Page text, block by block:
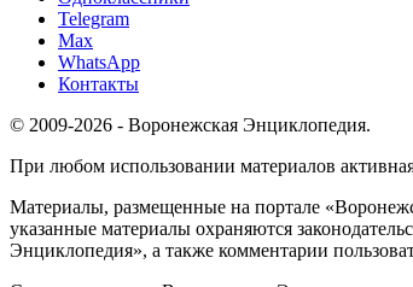
Telegram
Max
WhatsApp
Контакты
© 2009-2026 - Воронежская Энциклопедия.
При любом использовании материалов
Материалы, размещенные на портале
указанные материалы охраняются
Энциклопедия», а также комментарии